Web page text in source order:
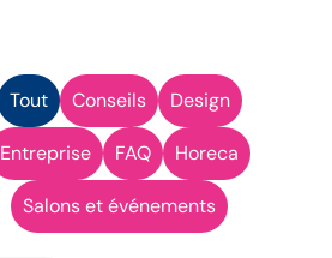
Tout Conseils Design
Entreprise FAQ Horeca
Salons et événements